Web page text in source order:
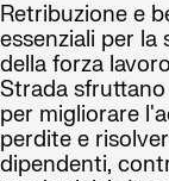
Retribuzione e
essenziali per
della forza
Strada
per migliorare
perdite e
dipendenti,